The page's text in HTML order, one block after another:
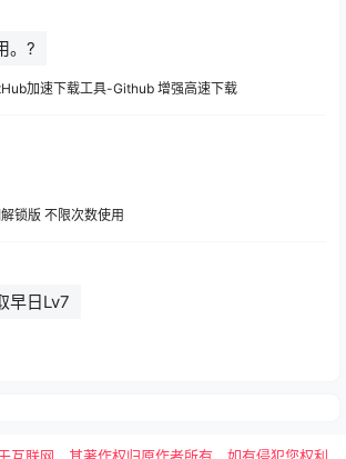
。?
加速下载工具-Github 增强高速下载
锁版 不限次数使用
早日Lv7